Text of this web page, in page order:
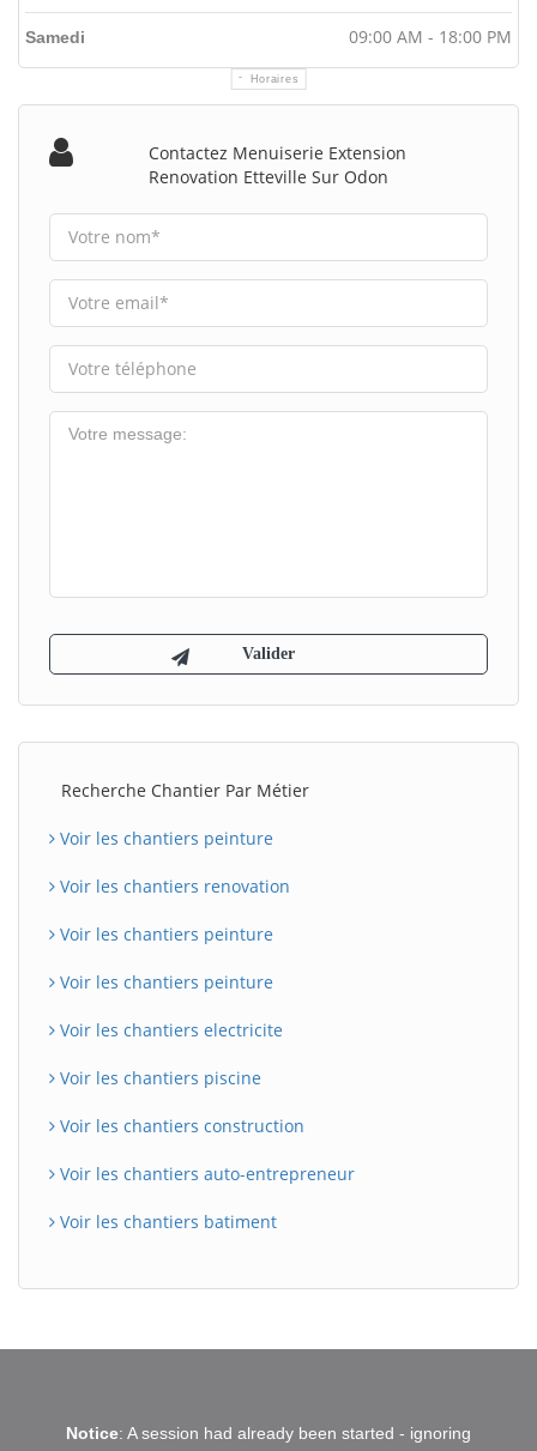
Horaires
Samedi 09:00 AM - 18:00 PM
Contactez Menuiserie Extension
Renovation Etteville Sur Odon
Recherche Chantier Par Métier
Voir les chantiers peinture
Voir les chantiers renovation
Voir les chantiers peinture
Voir les chantiers peinture
Voir les chantiers electricite
Voir les chantiers piscine
Voir les chantiers construction
Voir les chantiers auto-entrepreneur
Voir les chantiers batiment
Notice: A session had already been started - ignoring
B
Assistant en ligne